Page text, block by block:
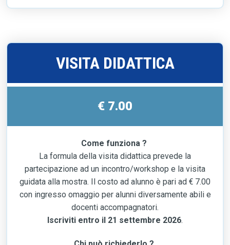
VISITA DIDATTICA
€ 7.00
Come funziona ?
La formula della visita didattica prevede la
partecipazione ad un incontro/workshop e la visita
guidata alla mostra. Il costo ad alunno è pari ad € 7.00
con ingresso omaggio per alunni diversamente abili e
docenti accompagnatori.
Iscriviti entro il 21 settembre 2026.